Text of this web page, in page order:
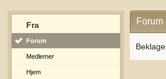
Fra
Forum
Medlemer
Hjem
Forum